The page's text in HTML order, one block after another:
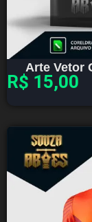
Arte Vetor
R$ 15,00